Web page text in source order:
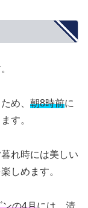
め、 朝8時前に
す。
れ時には美しい
しめます。
ンの4月には、清